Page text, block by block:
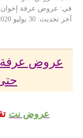
في
عروض عرفة
آخر تحديث 30 يوليو 2020 - 8:38م
حتى 13
عروض نت